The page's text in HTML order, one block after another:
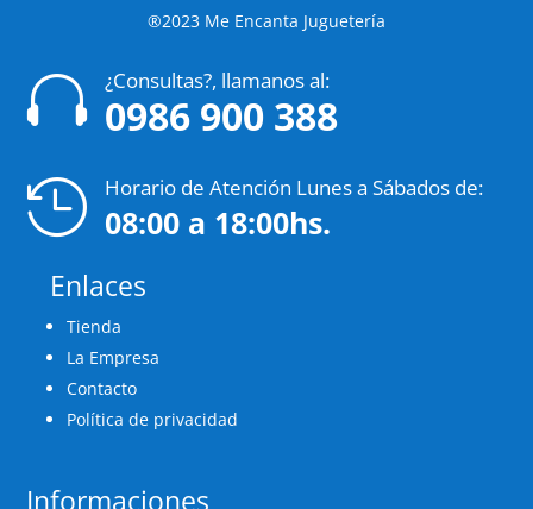
®2023 Me Encanta Juguetería
 ¿Consultas?, llamanos al:
0986 900 388
 Horario de Atención Lunes a Sábados de:
08:00 a 18:00hs.
Enlaces
Tienda
La Empresa
Contacto
Política de privacidad
Informaciones